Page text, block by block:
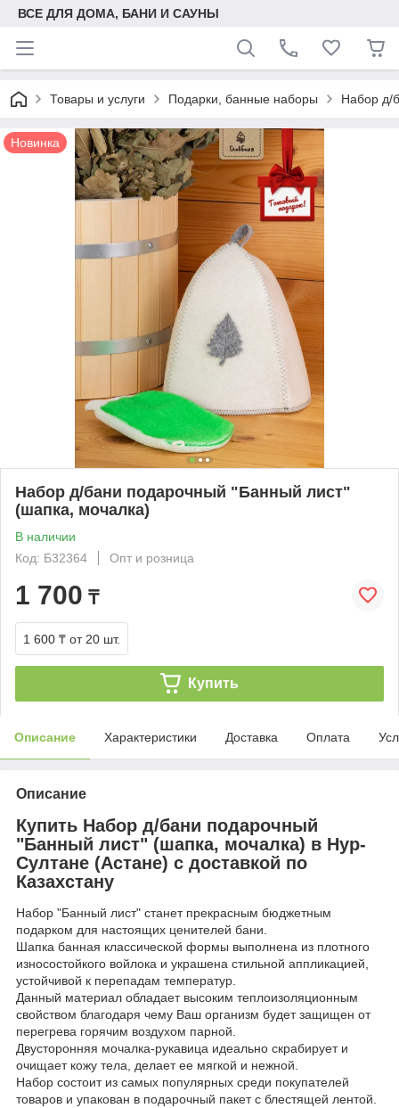
ВСЕ ДЛЯ ДОМА, БАНИ И САУНЫ
Товары и услуги Подарки, банные наборы Набор д/
Новинка
Набор д/бани подарочный "Банный лист"
(шапка, мочалка)
В наличии
Код: Б32364
Опт и розница
1 700 ₸
1 600 ₸ от 20 шт.
Купить
Описание Характеристики Доставка Оплата
Описание
Купить Набор д/бани подарочный
"Банный лист" (шапка, мочалка) в Нур-
Султане (Астане) с доставкой по
Казахстану
Набор "Банный лист" станет прекрасным бюджетным
подарком для настоящих ценителей бани.
Шапка банная классической формы выполнена из плотного
износостойкого войлока и украшена стильной аппликацией,
устойчивой к перепадам температур.
Данный материал обладает высоким теплоизоляционным
свойством благодаря чему Ваш организм будет защищен от
перегрева горячим воздухом парной.
Двусторонняя мочалка-рукавица идеально скрабирует и
очищает кожу тела, делает ее мягкой и нежной.
Набор состоит из самых популярных среди покупателей
товаров и упакован в подарочный пакет с блестящей лентой.